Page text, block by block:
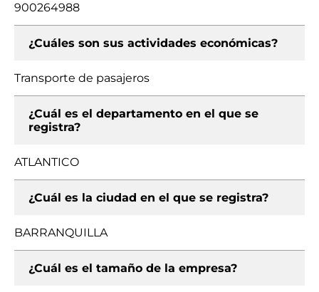
900264988
¿Cuáles son sus actividades económicas?
Transporte de pasajeros
¿Cuál es el departamento en el que se
registra?
ATLANTICO
¿Cuál es la ciudad en el que se registra?
BARRANQUILLA
¿Cuál es el tamaño de la empresa?